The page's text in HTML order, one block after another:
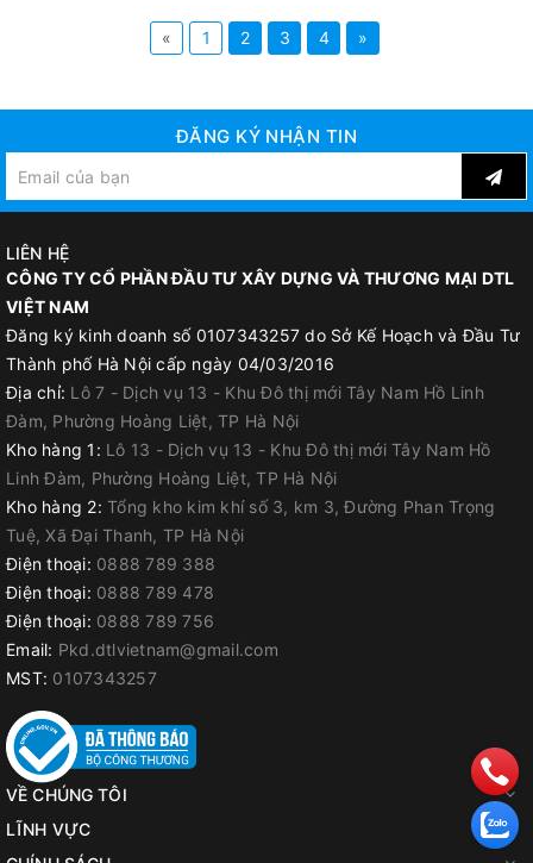
« 1 2 3 4 »
ĐĂNG KÝ NHẬN TIN
LIÊN HỆ
CÔNG TY CỔ PHẦN ĐẦU TƯ XÂY DỰNG VÀ THƯƠNG MẠI DTL
VIỆT NAM
Đăng ký kinh doanh số 0107343257 do Sở Kế Hoạch và Đầu Tư
Thành phố Hà Nội cấp ngày 04/03/2016
Địa chỉ: Lô 7 - Dịch vụ 13 - Khu Đô thị mới Tây Nam Hồ Linh
Đàm, Phường Hoàng Liệt, TP Hà Nội
Kho hàng 1: Lô 13 - Dịch vụ 13 - Khu Đô thị mới Tây Nam Hồ
Linh Đàm, Phường Hoàng Liệt, TP Hà Nội
Kho hàng 2: Tổng kho kim khí số 3, km 3, Đường Phan Trọng
Tuệ, Xã Đại Thanh, TP Hà Nội
Điện thoại: 0888 789 388
Điện thoại: 0888 789 478
Điện thoại: 0888 789 756
Email: Pkd.dtlvietnam@gmail.com
MST: 0107343257
VỀ CHÚNG TÔI
LĨNH VỰC